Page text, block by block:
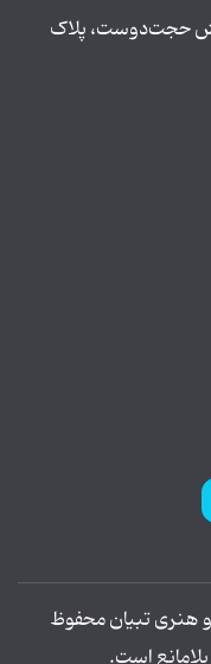
نبش حجت‌دوست، پلاک
هنری تبیان محفوظ